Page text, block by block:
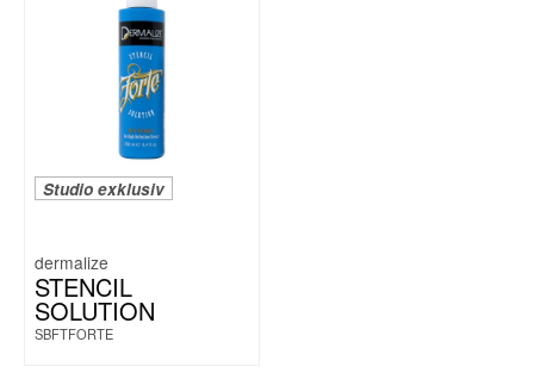
Studio exklusiv
dermalize
STENCIL
SOLUTION
SBFTFORTE